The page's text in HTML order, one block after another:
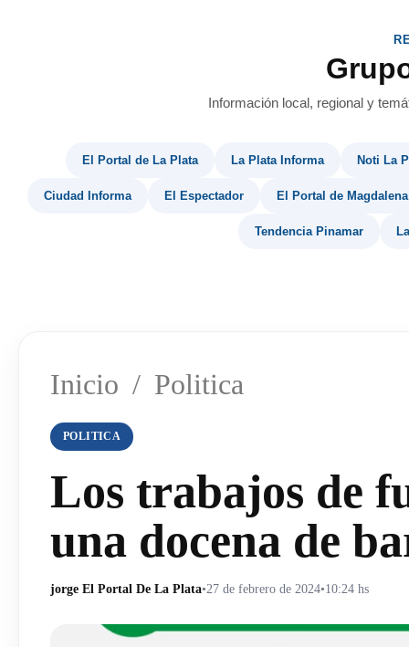
Información local, regional y
El Portal de La Plata La Plata Informa Noti La
Ciudad Informa El Espectador El Portal de Magdalena
Tendencia Pinamar
Inicio / Politica
POLITICA
Los trabajos de
una docena de
jorge El Portal De La Plata•27 de febrero de 2024•10:24 hs